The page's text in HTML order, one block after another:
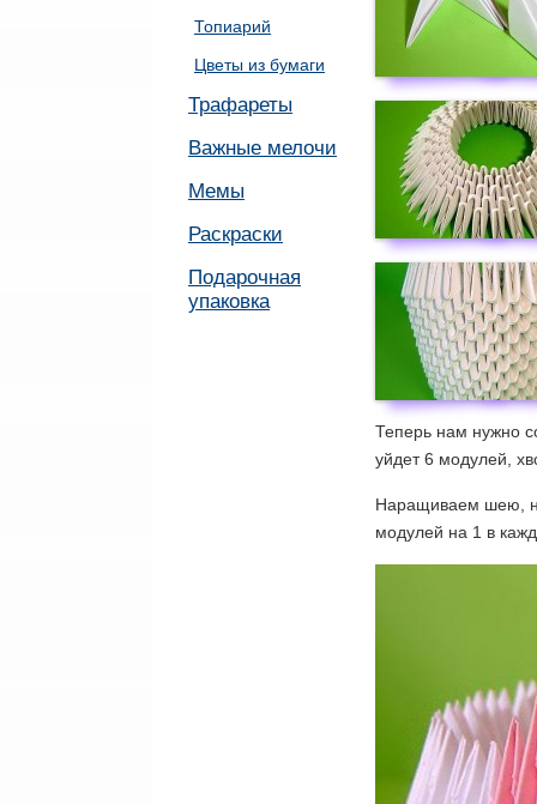
Топиарий
Цветы из бумаги
Трафареты
Важные мелочи
Мемы
Раскраски
Подарочная
упаковка
Теперь нам нужно
уйдет 6 модулей,
Наращиваем шею,
модулей на 1 в